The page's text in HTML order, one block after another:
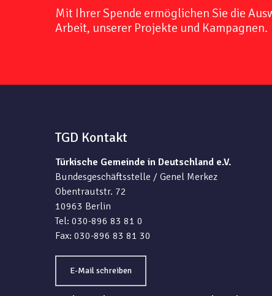
Mit Ihrer Spende ermöglichen Sie die
Arbeit, unserer Projekte und Kampagnen.
TGD Kontakt
Türkische Gemeinde in Deutschland e.V.
Bundesgeschäftsstelle / Genel Merkez
Obentrautstr. 72
10963 Berlin
Tel: 030-896 83 81 0
Fax: 030-896 83 81 30
E-Mail schreiben